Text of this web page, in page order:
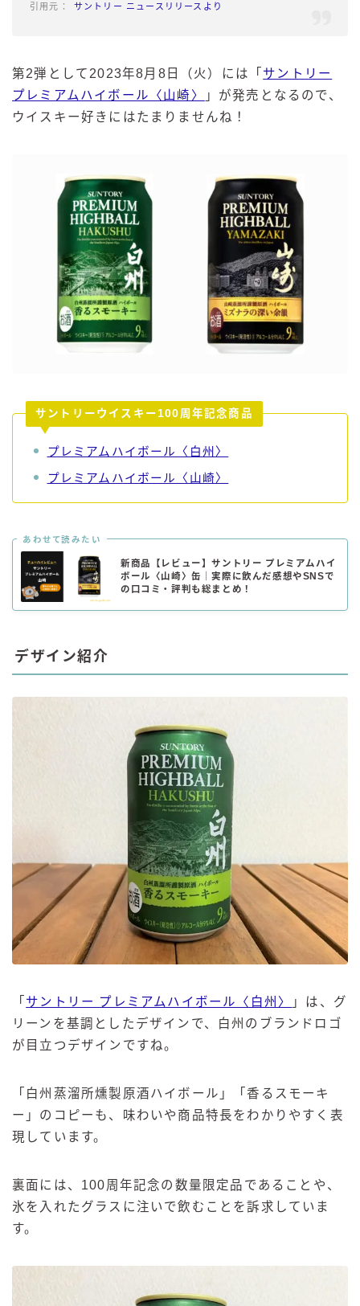
サントリー ニュースリリースより
第2弾として2023年8月8日（火）には「 サントリー
プレミアムハイボール〈山崎〉
」が発売となるので、
ウイスキー好きにはたまりませんね！
サントリーウイスキー100周年記念商品
プレミアムハイボール〈白州〉
プレミアムハイボール〈山崎〉
あわせて読みたい
新商品【レビュー】サントリー プレミアムハイ
ボール〈山崎〉缶｜実際に飲んだ感想やSNSで
の口コミ・評判も総まとめ！
デザイン紹介
「 サントリー プレミアムハイボール〈白州〉
」は、グ
リーンを基調としたデザインで、白州のブランドロゴ
が目立つデザインですね。
「白州蒸溜所燻製原酒ハイボール」「香るスモーキ
ー」のコピーも、味わいや商品特長をわかりやすく表
現しています。
裏面には、100周年記念の数量限定品であることや、
氷を入れたグラスに注いで飲むことを訴求していま
す。